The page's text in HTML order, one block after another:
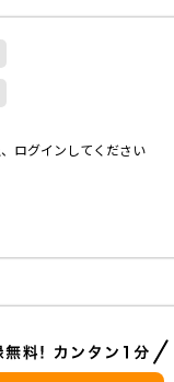
ログインしてください